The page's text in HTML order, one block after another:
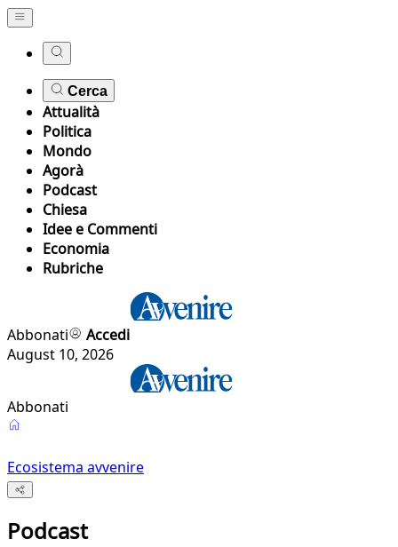
Cerca
Attualità
Politica
Mondo
Agorà
Podcast
Chiesa
Idee e Commenti
Economia
Rubriche
Abbonati
Accedi
August 10, 2026
Abbonati
Ecosistema avvenire
Podcast